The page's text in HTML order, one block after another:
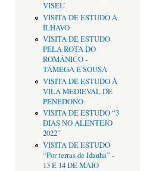
VISEU
VISITA DE ESTUDO A
ÍLHAVO
VISITA DE ESTUDO
PELA ROTA DO
ROMÂNICO -
TÂMEGA E SOUSA
VISITA DE ESTUDO À
VILA MEDIEVAL DE
PENEDONO
VISITA DE ESTUDO “3
DIAS NO ALENTEJO
2022”
VISITA DE ESTUDO
“Por terras de Idanha” -
13 E 14 DE MAIO